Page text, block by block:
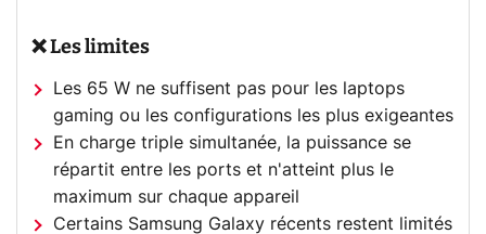
❌ Les limites
Les 65 W ne suffisent pas pour les laptops
gaming ou les configurations les plus exigeantes
En charge triple simultanée, la puissance se
répartit entre les ports et n'atteint plus le
maximum sur chaque appareil
Certains Samsung Galaxy récents restent limités